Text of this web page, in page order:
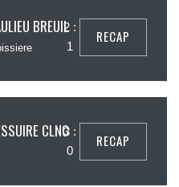
BREUIL2 :
1
RECAP
CLNC3 :
0
RECAP